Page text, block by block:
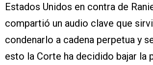
Estados Unidos en contra de
compartió un audio clave que
condenarlo a cadena perpetua y
esto la Corte ha decidido bajar la